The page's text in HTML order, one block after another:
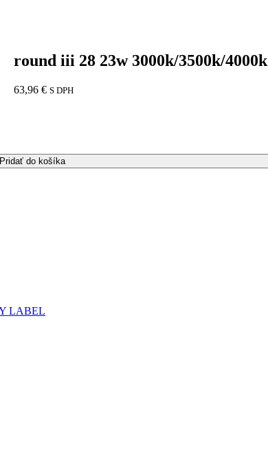
round iii 28 23w 3000k/3500k/4000k
63,96€ S DPH
Pridať do košíka